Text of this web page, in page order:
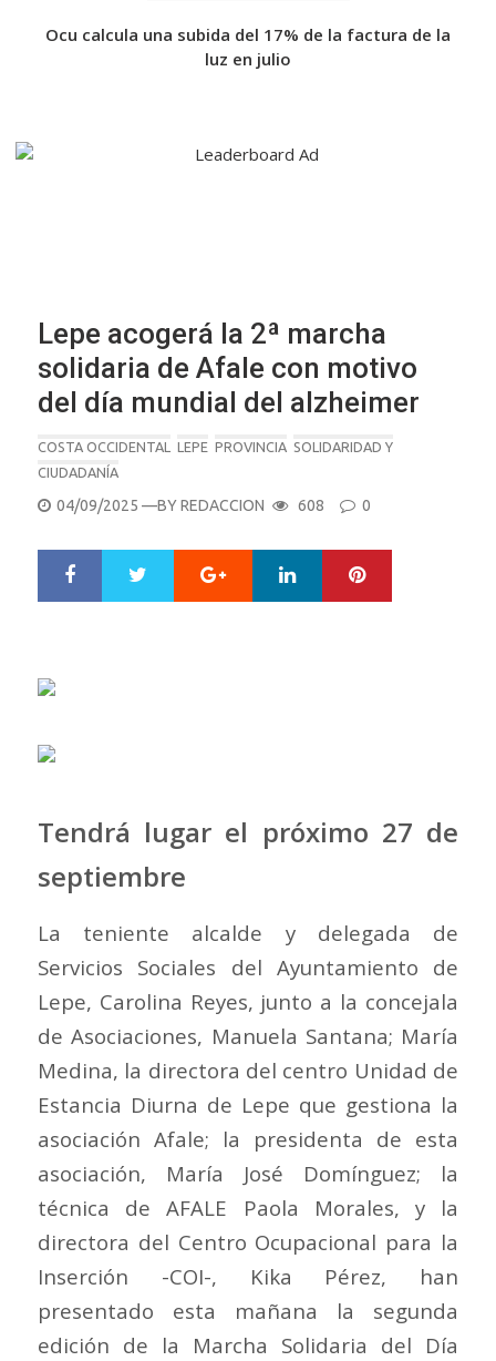
Ocu calcula una subida del 17% de la factura de la
luz en julio
Lepe acogerá la 2ª marcha
solidaria de Afale con motivo
del día mundial del alzheimer
COSTA OCCIDENTAL LEPE PROVINCIA SOLIDARIDAD Y
CIUDADANÍA
POSTED
04/09/2025 —BYREDACCION 608 0
Google+ LinkedIn
Tendrá lugar el próximo 27 de
septiembre
La teniente alcalde y delegada de
Servicios Sociales del Ayuntamiento de
Lepe, Carolina Reyes, junto a la concejala
de Asociaciones, Manuela Santana; María
Medina, la directora del centro Unidad de
Estancia Diurna de Lepe que gestiona la
asociación Afale; la presidenta de esta
asociación, María José Domínguez; la
técnica de AFALE Paola Morales, y la
directora del Centro Ocupacional para la
Inserción -COI-, Kika Pérez, han
presentado esta mañana la segunda
edición de la Marcha Solidaria del Día